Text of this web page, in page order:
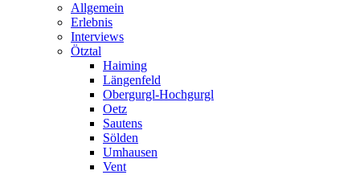
Allgemein
Erlebnis
Interviews
Ötztal
Haiming
Längenfeld
Obergurgl-Hochgurgl
Oetz
Sautens
Sölden
Umhausen
Vent